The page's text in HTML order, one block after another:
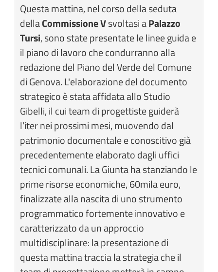
Questa mattina, nel corso della seduta
dellaCommissione Vsvoltasi aPalazzo
Tursi, sono state presentate le linee guida e
il piano di lavoro che condurranno alla
redazione del Piano del Verde del Comune
di Genova. L'elaborazione del documento
strategico è stata affidata allo Studio
Gibelli, il cui team di progettiste guiderà
l’iter nei prossimi mesi, muovendo dal
patrimonio documentale e conoscitivo già
precedentemente elaborato dagli uffici
tecnici comunali. La Giunta ha stanziando le
prime risorse economiche, 60mila euro,
finalizzate alla nascita di uno strumento
programmatico fortemente innovativo e
caratterizzato da un approccio
multidisciplinare: la presentazione di
questa mattina traccia la strategia che il